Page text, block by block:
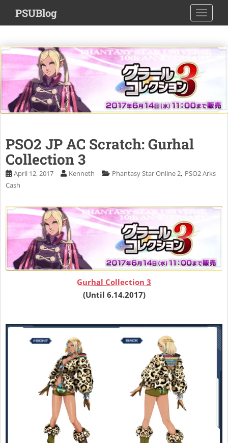
i
t
o
m
n
PSUBlog
PSO2 JP AC Scratch: Gurhal
Collection 3
April 12, 2017 Kenneth Phantasy Star Online 2, PSO2 Arks
Cash
Gurhal Collection 3
(Until 6.14.2017)